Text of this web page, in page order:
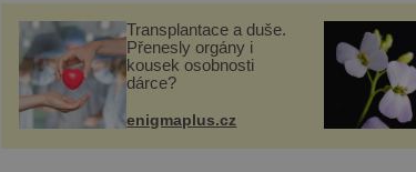
Transplantace a duše.
Přenesly orgány i
kousek osobnosti
dárce?
enigmaplus.cz